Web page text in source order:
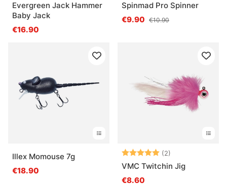
Evergreen Jack Hammer
Baby Jack
€16.90
Spinmad Pro Spinner
€9.90 €10.90
Illex Momouse 7g
€18.90
Bewertung:(2)
VMC Twitchin Jig
€8.60